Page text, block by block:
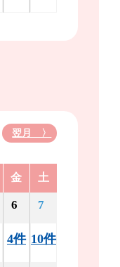
翌月 〉
金 土
6
4件
7
10件